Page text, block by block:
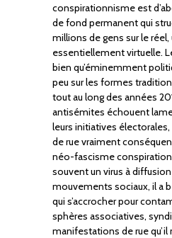
conspirationnisme est
de fond permanent qui
millions de gens sur le
essentiellement virtuelle.
bien qu’éminemment
peu sur les formes
tout au long des années
antisémites échouent
leurs initiatives
de rue vraiment
néo-fascisme
souvent un virus à
mouvements sociaux, il a
qui s’accrocher pour
sphères associatives,
manifestations de rue